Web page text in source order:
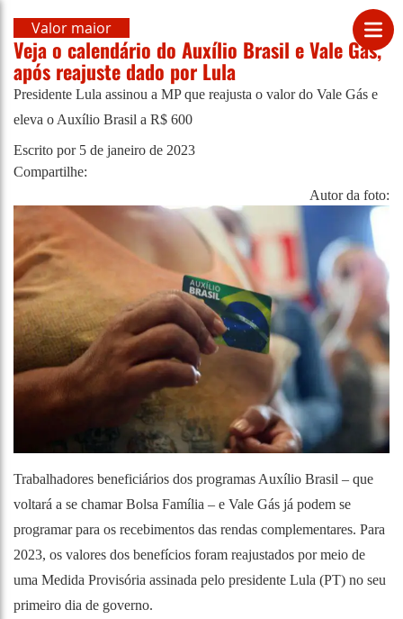
Valor maior
Veja o calendário do Auxílio Brasil e Vale Gás,
após reajuste dado por Lula
Presidente Lula assinou a MP que reajusta o valor do Vale Gás e
eleva o Auxílio Brasil a R$ 600
Escrito por 5 de janeiro de 2023
Compartilhe:
Autor da foto:
Trabalhadores beneficiários dos programas Auxílio Brasil – que
voltará a se chamar Bolsa Família – e Vale Gás já podem se
programar para os recebimentos das rendas complementares. Para
2023, os valores dos benefícios foram reajustados por meio de
uma Medida Provisória assinada pelo presidente Lula (PT) no seu
primeiro dia de governo.